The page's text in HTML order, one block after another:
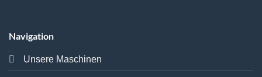
Navigation
Unsere Maschinen